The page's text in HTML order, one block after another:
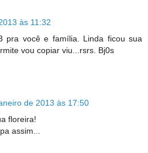
às 11:32
pra você e família. Linda ficou sua
vou copiar viu...rsrs. Bj0s
de 2013 às 17:50
floreira!
assim...